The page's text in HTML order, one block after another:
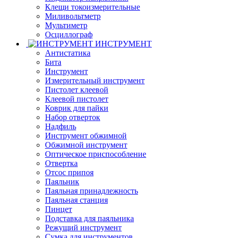
Клещи токоизмерительные
Миливольтметр
Мультиметр
Осциллограф
ИНСТРУМЕНТ
Антистатика
Бита
Инструмент
Измерительный инструмент
Пистолет клеевой
Клеевой пистолет
Коврик для пайки
Набор отверток
Надфиль
Инструмент обжимной
Обжимной инструмент
Оптическое приспособление
Отвертка
Отсос припоя
Паяльник
Паяльная принадлежность
Паяльная станция
Пинцет
Подставка для паяльника
Режущий инструмент